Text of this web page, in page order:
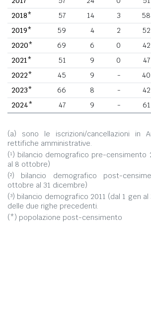
2018*
57 14 3 58
2019*
59 4 2 52
2020*
69 6 0 42
2021*
51 9 0 47
2022*
45 9 - 40
2023*
66 8 - 42
2024*
47 9 - 61
(a) sono le iscrizioni/cancellazioni in
rettifiche amministrative.
(¹) bilancio demografico pre-censimento
al 8 ottobre)
(²) bilancio demografico post-
ottobre al 31 dicembre)
(³) bilancio demografico 2011 (dal 1 gen al
delle due righe precedenti.
(*) popolazione post-censimento